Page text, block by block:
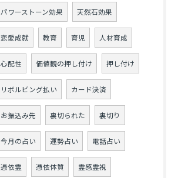
パワーストーン効果 天然石効果
恋愛成就 教育 育児 人材育成
心配性 価値観の押し付け 押し付け
リボルビング払い カード決済
お振込み先 裏切られた 裏切り
今月の占い 運勢占い 電話占い
憑依霊 憑依体質 霊感霊視